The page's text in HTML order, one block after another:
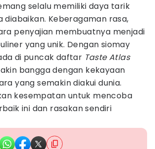
selalu memiliki daya tarik
diabaikan. Keberagaman rasa,
penyajian membuatnya menjadi
yang unik. Dengan siomay
di puncak daftar Taste Atlas
bangga dengan kekayaan
yang semakin diakui dunia.
kesempatan untuk mencoba
ini dan rasakan sendiri